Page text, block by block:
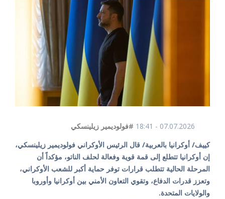
07.07.2026 - 18:41
#فولوديمير زيلينسكي
كييف/ أوكرانيا بالعربية/ قال الرئيس الأوكراني فولوديمير زيلينسكي،
إن أوكرانيا تتطلع إلى قمة قوية وفعالة لحلف الناتو، مؤكداً أن
المرحلة الحالية تتطلب قرارات توفر حماية أكبر للشعب الأوكراني،
وتعزز قدرات الدفاع، وتقوي التعاون الأمني بين أوكرانيا وأوروبا
والولايات المتحدة.